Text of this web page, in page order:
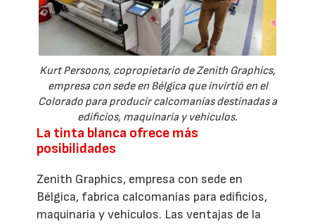
Kurt Persoons, copropietario de Zenith Graphics,
empresa con sede en Bélgica que invirtió en el
Colorado para producir calcomanías destinadas a
edificios, maquinaria y vehículos.
La tinta blanca ofrece más
posibilidades
Zenith Graphics, empresa con sede en
Bélgica, fabrica calcomanías para edificios,
maquinaria y vehículos. Las ventajas de la